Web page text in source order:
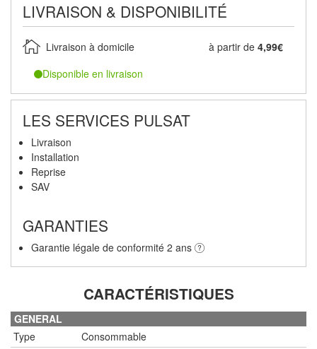
LIVRAISON & DISPONIBILITÉ
Livraison à domicile à partir de 4,99€
Disponible en livraison
LES SERVICES PULSAT
Livraison
Installation
Reprise
SAV
GARANTIES
Garantie légale de conformité 2 ans
CARACTÉRISTIQUES
GENERAL
Type
Consommable